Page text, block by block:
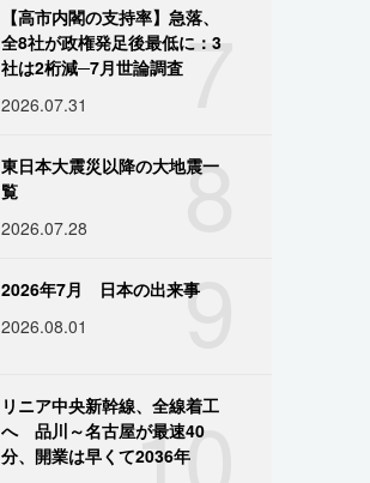
7
【高市内閣の支持率】急落、
全8社が政権発足後最低に：3
社は2桁減─7月世論調査
2026.07.31
8
東日本大震災以降の大地震一
覧
2026.07.28
9
2026年7月 日本の出来事
2026.08.01
10
リニア中央新幹線、全線着工
へ 品川～名古屋が最速40
分、開業は早くて2036年